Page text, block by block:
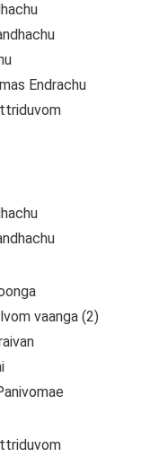
Endrachu
vaanga (2)